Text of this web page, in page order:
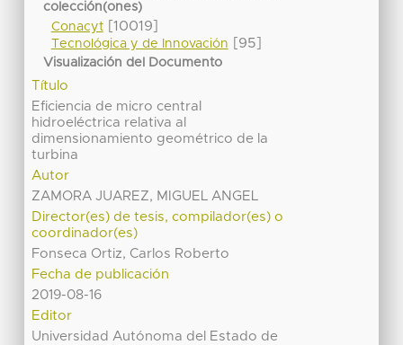
colección(ones)
Conacyt[10019]
Tecnológica y de Innovación [95]
Visualización del Documento
Título
Eficiencia de micro central
hidroeléctrica relativa al
dimensionamiento geométrico de la
turbina
Autor
ZAMORA JUAREZ, MIGUEL ANGEL
Director(es) de tesis, compilador(es) o
coordinador(es)
Fonseca Ortiz, Carlos Roberto
Fecha de publicación
2019-08-16
Editor
Universidad Autónoma del Estado de